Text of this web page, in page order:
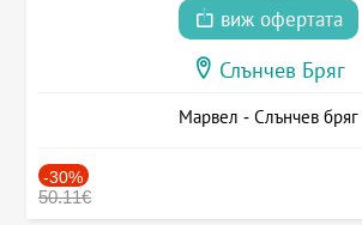
виж офертата
Слънчев Бряг
Марвел - Слънчев бряг
-30%
50.11€